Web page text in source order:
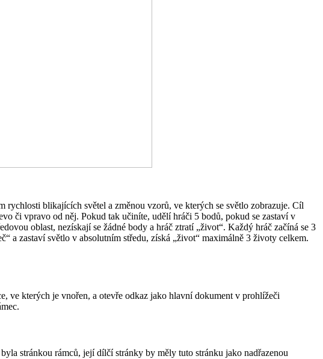
rychlosti blikajících světel a změnou vzorů, ve kterých se světlo zobrazuje. Cíl
či vpravo od něj. Pokud tak učiníte, udělí hráči 5 bodů, pokud se zastaví v
oblast, nezískají se žádné body a hráč ztratí „život“. Každý hráč začíná se 3
a zastaví světlo v absolutním středu, získá „život“ maximálně 3 životy celkem.
ve kterých je vnořen, a otevře odkaz jako hlavní dokument v prohlížeči
stránkou rámců, její dílčí stránky by měly tuto stránku jako nadřazenou